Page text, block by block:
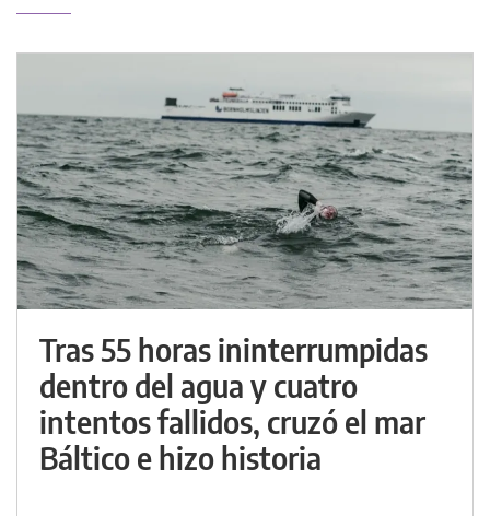
Tras 55 horas ininterrumpidas
dentro del agua y cuatro
intentos fallidos, cruzó el mar
Báltico e hizo historia